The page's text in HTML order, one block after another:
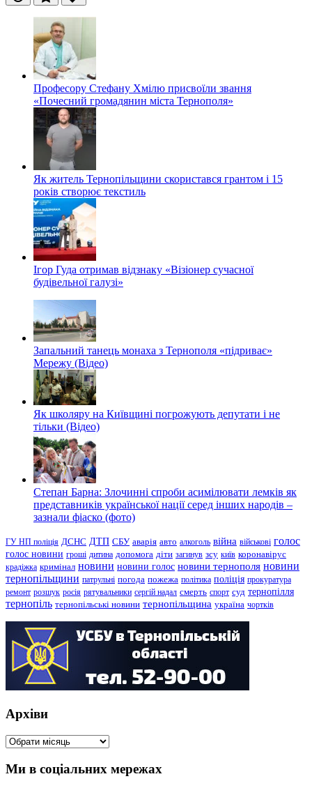
ОстанніПопулярні
Теги
Професору Стефану Хмілю присвоїли звання
«Почесний громадянин міста Тернополя»
Як житель Тернопільщини скористався грантом і 15
років створює текстиль
Ігор Гуда отримав відзнаку «Візіонер сучасної
будівельної галузі»
Запальний танець монаха з Тернополя «підриває»
Мережу (Відео)
Як школяру на Київщині погрожують депутати і не
тільки (Відео)
Степан Барна: Злочинні спроби асимілювати лемків як
представників української нації серед інших народів –
зазнали фіаско (фото)
ГУ НП поліція ДСНС ДТП СБУ аварія авто алкоголь війна військові голос
голос новини гроші дитина допомога діти загинув зсу київ коронавірус
крадіжка кримінал новини новини голос новини тернополя новини
тернопільщини патрульні погода пожежа політика поліція прокуратура
ремонт розшук росія рятувальники сергій надал смерть спорт суд тернопілля
тернопіль тернопільські новини тернопільщина україна чортків
Архіви
Архіви
Ми в соціальних мережах